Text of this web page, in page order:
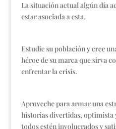
La situación actual algún día
estar asociada a esta.
Estudie su población y cree
héroe de su marca que sirva
enfrentar la crisis.
Aproveche para armar una
historias divertidas, optimista
todos estén involucrados y